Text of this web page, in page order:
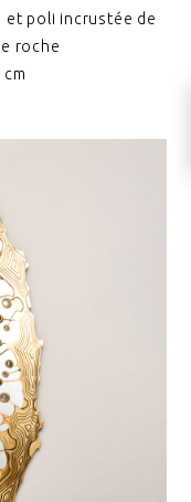
et poli incrustée de
roche